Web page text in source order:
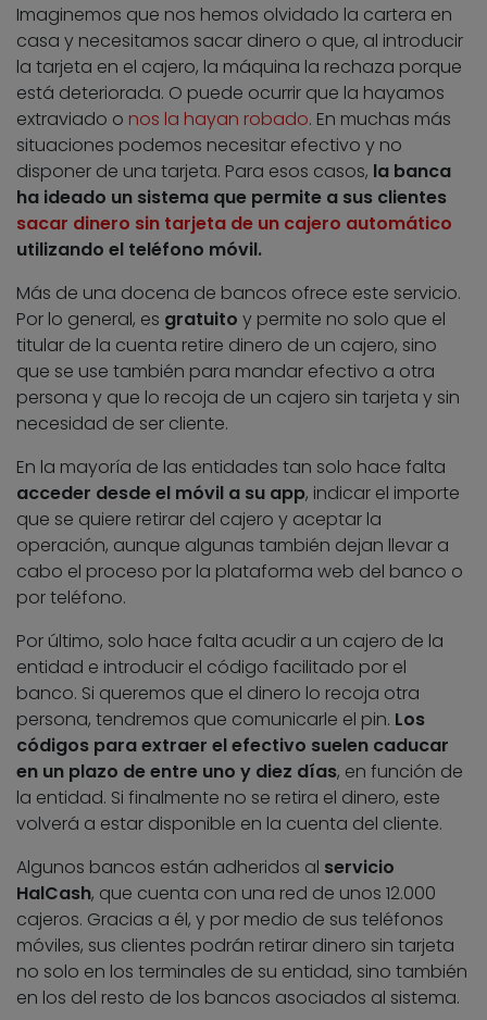
Imaginemos que nos hemos olvidado la cartera en
casa y necesitamos sacar dinero o que, al introducir
la tarjeta en el cajero, la máquina la rechaza porque
está deteriorada. O puede ocurrir que la hayamos
extraviado o nos la hayan robado. En muchas más
situaciones podemos necesitar efectivo y no
disponer de una tarjeta. Para esos casos, la banca
ha ideado un sistema que permite a sus clientes
sacar dinero sin tarjeta de un cajero automático
utilizando el teléfono móvil.
Más de una docena de bancos ofrece este servicio.
Por lo general, es gratuito y permite no solo que el
titular de la cuenta retire dinero de un cajero, sino
que se use también para mandar efectivo a otra
persona y que lo recoja de un cajero sin tarjeta y sin
necesidad de ser cliente.
En la mayoría de las entidades tan solo hace falta
acceder desde el móvil a su app, indicar el importe
que se quiere retirar del cajero y aceptar la
operación, aunque algunas también dejan llevar a
cabo el proceso por la plataforma web del banco o
por teléfono.
Por último, solo hace falta acudir a un cajero de la
entidad e introducir el código facilitado por el
banco. Si queremos que el dinero lo recoja otra
persona, tendremos que comunicarle el pin. Los
códigos para extraer el efectivo suelen caducar
en un plazo de entre uno y diez días, en función de
la entidad. Si finalmente no se retira el dinero, este
volverá a estar disponible en la cuenta del cliente.
Algunos bancos están adheridos al servicio
HalCash, que cuenta con una red de unos 12.000
cajeros. Gracias a él, y por medio de sus teléfonos
móviles, sus clientes podrán retirar dinero sin tarjeta
no solo en los terminales de su entidad, sino también
en los del resto de los bancos asociados al sistema.